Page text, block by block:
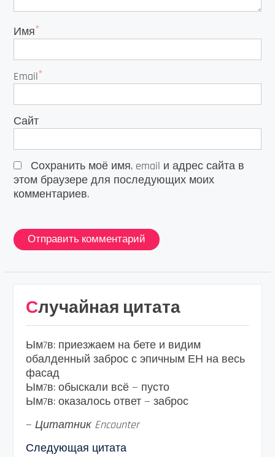
Имя*
Email*
Сайт
Сохранить моё имя, email и адрес сайта в
этом браузере для последующих моих
комментариев.
Случайная цитата
Ым7в: приезжаем на бете и видим
обалденный заброс с эпичным ЕН на весь
фасад
Ым7в: обыскали всё — пусто
Ым7в: оказалось ответ — заброс
— Цитатник Encounter
Следующая цитата